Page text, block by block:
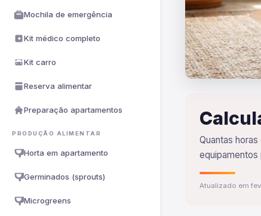
Mochila de emergência
Kit médico completo
Kit carro
Reserva alimentar
Preparação apartamentos
PRODUÇÃO ALIMENTAR
Horta em apartamento
Germinados (sprouts)
Microgreens
Quantas
equipamentos
Atualizado em